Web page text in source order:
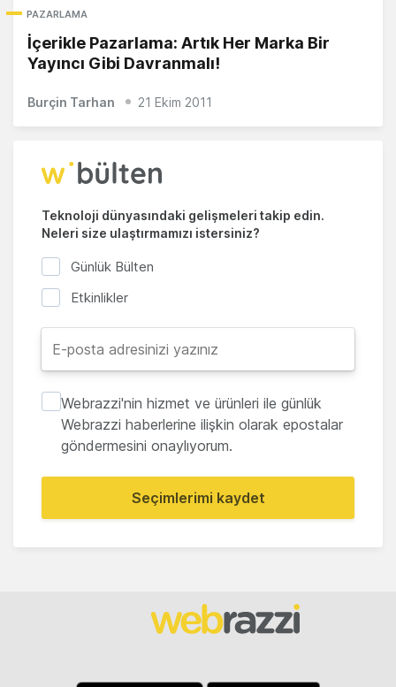
PAZARLAMA
İçerikle Pazarlama: Artık Her Marka Bir
Yayıncı Gibi Davranmalı!
Burçin Tarhan 21 Ekim 2011
Teknoloji dünyasındaki gelişmeleri takip edin.
Neleri size ulaştırmamızı istersiniz?
Günlük Bülten
Etkinlikler
Webrazzi'nin hizmet ve ürünleri ile günlük
Webrazzi haberlerine ilişkin olarak epostalar
göndermesini onaylıyorum.
Seçimlerimi kaydet